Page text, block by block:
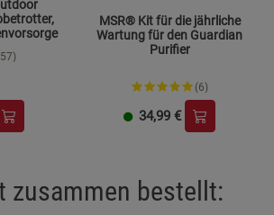
MSR® Kit für die jährliche
Wartung für den Guardian
Purifier
(6)
34,99 €
zusammen bestellt:
Informationenanzeigen
(2) Statistik Cookies
Cookies
Cookies (3) Marketing Cookies